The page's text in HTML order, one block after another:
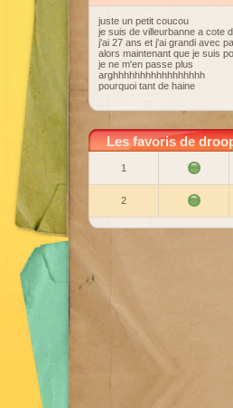
juste un petit coucou
je suis de villeurbanne a cote
j'ai 27 ans et j'ai grandi avec
alors maintenant que je suis
je ne m'en passe plus
arghhhhhhhhhhhhhhhhh
pourquoi tant de haine
Les favoris de
1
2